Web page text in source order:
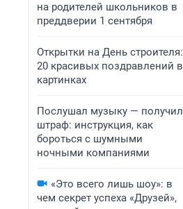
на родителей школьников в
преддверии 1 сентября
Открытки на День строителя:
20 красивых поздравлений в
картинках
Послушал музыку — получил
штраф: инструкция, как
бороться с шумными
ночными компаниями
«Это всего лишь шоу»: в
чем секрет успеха «Друзей»,